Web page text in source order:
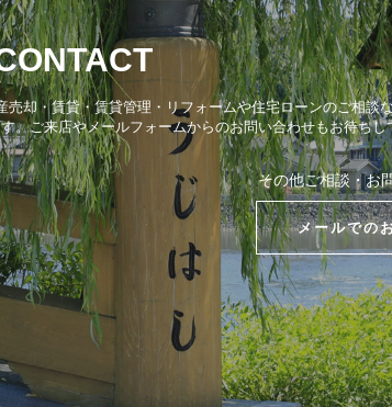
却・賃貸・賃貸管理・リフォームや住宅ローンのご相談
。ご来店やメールフォームからのお問い合わせもお待ちし
その他ご相談・お
メールでの